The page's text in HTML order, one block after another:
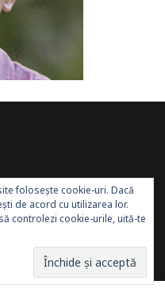
folosește cookie-uri. Dacă
de acord cu utilizarea lor.
controlezi cookie-urile, uită-te